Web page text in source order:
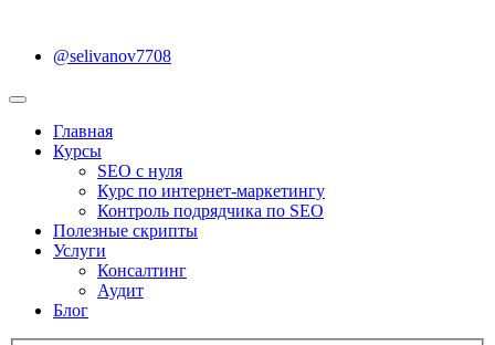
@selivanov7708
Главная
Курсы
SEO с нуля
Курс по интернет-маркетингу
Контроль подрядчика по SEO
Полезные скрипты
Услуги
Консалтинг
Аудит
Блог